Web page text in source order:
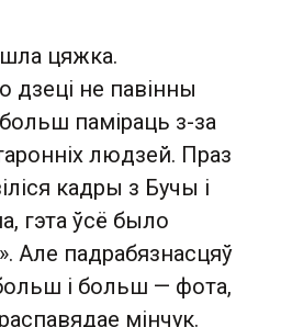
цяжка.
дзеці не павінны
паміраць з-за
людзей. Праз
кадры з Бучы і
гэта ўсё было
Але падрабязнасцяў
і больш — фота,
мінчук.